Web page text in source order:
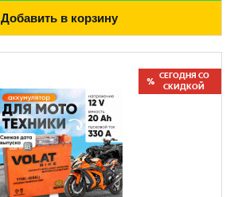
Добавить в корзину
СЕГОДНЯ СО
СКИДКОЙ